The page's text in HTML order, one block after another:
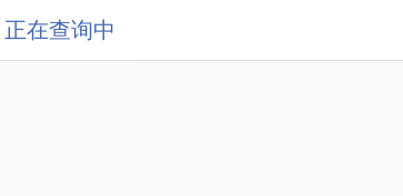
正在查询中